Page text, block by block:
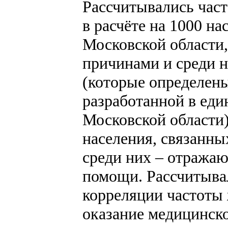
Рассчитывались
в расчёте на 1000
Московской
причинами и среди
(которые
разработанной в
Московской
населения,
среди них –
помощи.
корреляции
оказание